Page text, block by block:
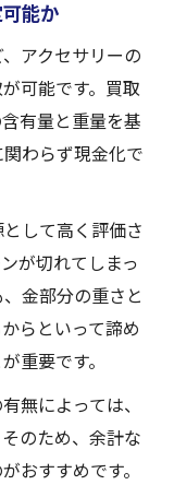
能か
アクセサリーの
可能です。買取
有量と重量を基
わらず現金化で
して高く評価さ
が切れてしまっ
金部分の重さと
らといって諦め
重要です。
無によっては、
のため、余計な
おすすめです。